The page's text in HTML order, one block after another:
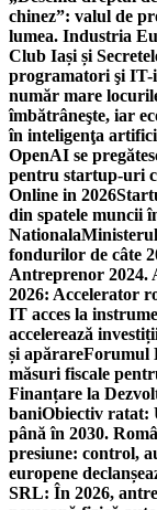
chinez”: valul de
lumea. Industria
Club Iași și
programatori şi IT-
număr mare
îmbătrâneşte, iar
în inteligenţa
OpenAI se
pentru startup-uri
Online in 2026
din spatele muncii
Nationala
fondurilor de câte
Antreprenor 2024.
2026: Accelerator
IT acces la
accelerează
și apărareForumul
măsuri fiscale
Finanțare la
baniObiectiv ratat:
până în 2030.
presiune: control,
europene
SRL: În 2026,